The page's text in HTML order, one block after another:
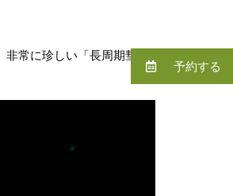
常に珍しい「長周期彗
予約する